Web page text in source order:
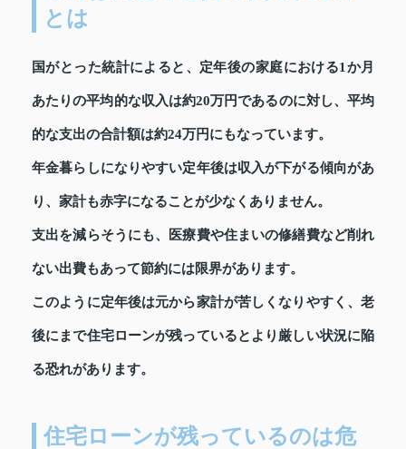
とは
国がとった統計によると、定年後の家庭における1か月
あたりの平均的な収入は約20万円であるのに対し、平均
的な支出の合計額は約24万円にもなっています。
年金暮らしになりやすい定年後は収入が下がる傾向があ
り、家計も赤字になることが少なくありません。
支出を減らそうにも、医療費や住まいの修繕費など削れ
ない出費もあって節約には限界があります。
このように定年後は元から家計が苦しくなりやすく、老
後にまで住宅ローンが残っているとより厳しい状況に陥
る恐れがあります。
住宅ローンが残っているのは危